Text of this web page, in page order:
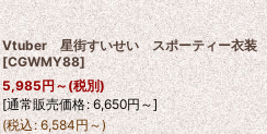
Vtuber 星街すいせい スポーティー衣
[CGWMY88]
5,985円～(税別)
[通常販売価格: 6,650円～]
(税込: 6,584円～)